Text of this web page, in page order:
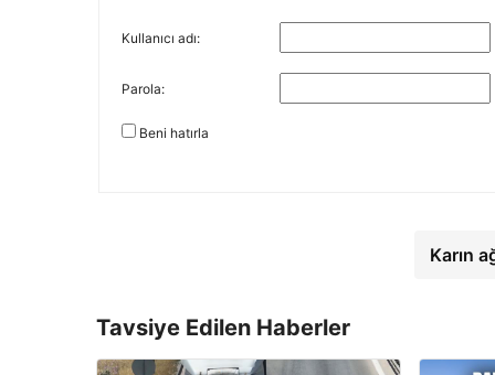
Kullanıcı adı:
Parola:
Beni hatırla
Karın
Tavsiye Edilen Haberler